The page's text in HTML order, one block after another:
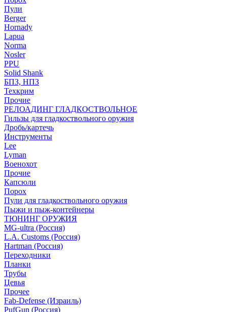
Пули
Berger
Hornady
Lapua
Norma
Nosler
PPU
Solid Shank
БПЗ, НПЗ
Техкрим
Прочие
РЕЛОАДИНГ ГЛАДКОСТВОЛЬНОЕ
Гильзы для гладкоствольного оружия
Дробь/картечь
Инструменты
Lee
Lyman
Военохот
Прочие
Капсюли
Порох
Пули для гладкоствольного оружия
Пыжи и пыж-контейнеры
ТЮНИНГ ОРУЖИЯ
MG-ultra (Россия)
L.A. Customs (Россия)
Hartman (Россия)
Переходники
Планки
Трубы
Цевья
Прочее
Fab-Defense (Израиль)
PufGun (Россия)